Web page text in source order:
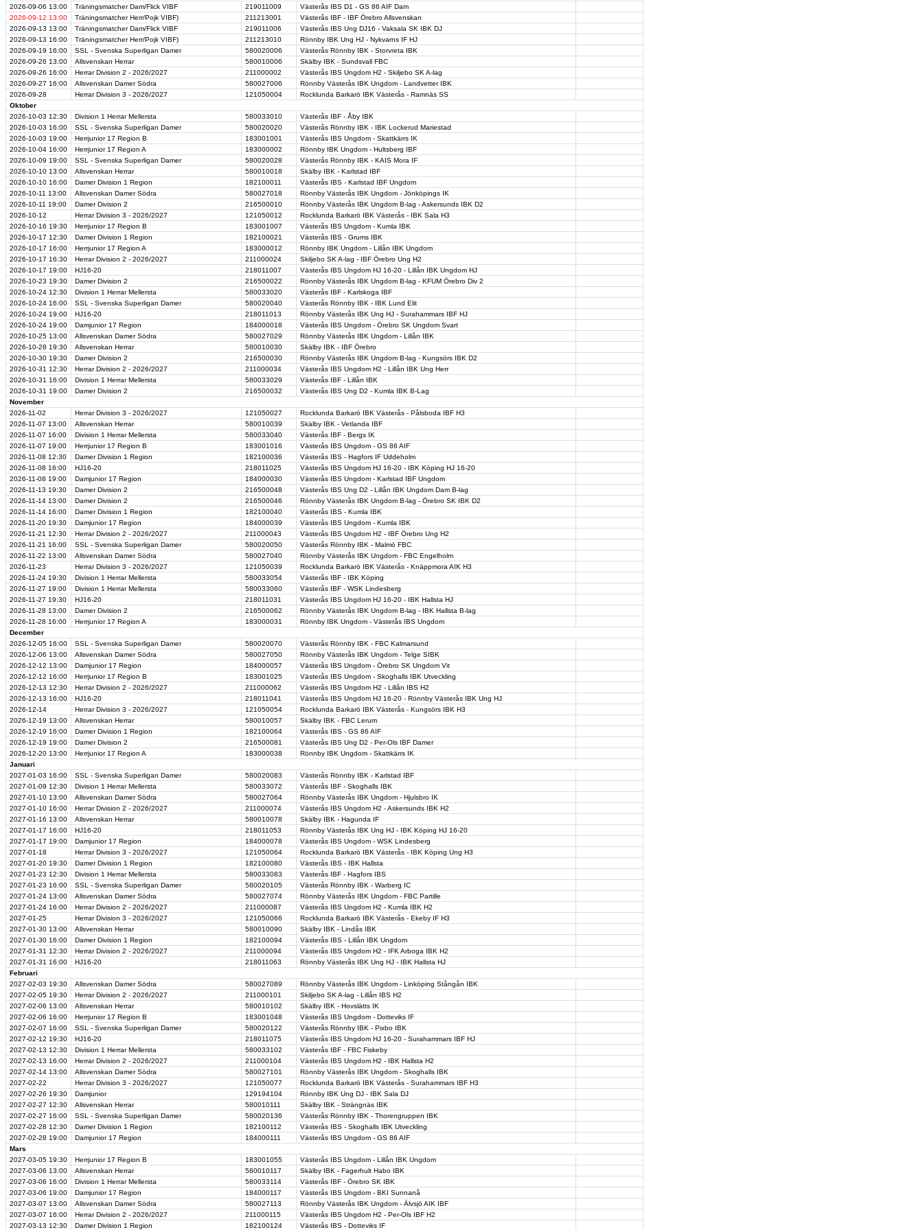
2026-09-06 13:00 Träningsmatcher Dam/Flick VIBF 219011009
Västerås IBS D1 - GS 86 AIF Dam
2026-09-12 13:00 Träningsmatcher Herr/Pojk VIBF) 211213001
Västerås IBF - IBF Örebro Allsvenskan
2026-09-13 13:00 Träningsmatcher Dam/Flick VIBF 219011006
Västerås IBS Ung DJ16 - Vaksala SK IBK DJ
2026-09-13 16:00 Träningsmatcher Herr/Pojk VIBF) 211213010
Rönnby IBK Ung HJ - Nykvarns IF HJ
2026-09-19 16:00 SSL - Svenska Superligan Damer 580020006
Västerås Rönnby IBK - Storvreta IBK
2026-09-26 13:00 Allsvenskan Herrar 580010006
Skälby IBK - Sundsvall FBC
2026-09-26 16:00 Herrar Division 2 - 2026/2027 211000002
Västerås IBS Ungdom H2 - Skiljebo SK A-lag
2026-09-27 16:00 Allsvenskan Damer Södra 580027006
Rönnby Västerås IBK Ungdom - Landvetter IBK
2026-09-28
Herrar Division 3 - 2026/2027 121050004
Rocklunda Barkarö IBK Västerås - Ramnäs SS
Oktober
2026-10-03 12:30 Division 1 Herrar Mellersta 580033010
Västerås IBF - Åby IBK
2026-10-03 16:00 SSL - Svenska Superligan Damer 580020020
Västerås Rönnby IBK - IBK Lockerud Mariestad
2026-10-03 19:00 Herrjunior 17 Region B 183001001
Västerås IBS Ungdom - Skattkärrs IK
2026-10-04 16:00 Herrjunior 17 Region A 183000002
Rönnby IBK Ungdom - Hultsberg IBF
2026-10-09 19:00 SSL - Svenska Superligan Damer 580020028
Västerås Rönnby IBK - KAIS Mora IF
2026-10-10 13:00 Allsvenskan Herrar 580010018
Skälby IBK - Karlstad IBF
2026-10-10 16:00 Damer Division 1 Region 182100011
Västerås IBS - Karlstad IBF Ungdom
2026-10-11 13:00 Allsvenskan Damer Södra 580027018
Rönnby Västerås IBK Ungdom - Jönköpings IK
2026-10-11 19:00 Damer Division 2 216500010
Rönnby Västerås IBK Ungdom B-lag - Askersunds IBK D2
2026-10-12
Herrar Division 3 - 2026/2027 121050012
Rocklunda Barkarö IBK Västerås - IBK Sala H3
2026-10-16 19:30 Herrjunior 17 Region B 183001007
Västerås IBS Ungdom - Kumla IBK
2026-10-17 12:30 Damer Division 1 Region 182100021
Västerås IBS - Grums IBK
2026-10-17 16:00 Herrjunior 17 Region A 183000012
Rönnby IBK Ungdom - Lillån IBK Ungdom
2026-10-17 16:30 Herrar Division 2 - 2026/2027 211000024
Skiljebo SK A-lag - IBF Örebro Ung H2
2026-10-17 19:00 HJ16-20 218011007
Västerås IBS Ungdom HJ 16-20 - Lillån IBK Ungdom HJ
2026-10-23 19:30 Damer Division 2 216500022
Rönnby Västerås IBK Ungdom B-lag - KFUM Örebro Div 2
2026-10-24 12:30 Division 1 Herrar Mellersta 580033020
Västerås IBF - Karlskoga IBF
2026-10-24 16:00 SSL - Svenska Superligan Damer 580020040
Västerås Rönnby IBK - IBK Lund Elit
2026-10-24 19:00 HJ16-20 218011013
Rönnby Västerås IBK Ung HJ - Surahammars IBF HJ
2026-10-24 19:00 Damjunior 17 Region 184000018
Västerås IBS Ungdom - Örebro SK Ungdom Svart
2026-10-25 13:00 Allsvenskan Damer Södra 580027029
Rönnby Västerås IBK Ungdom - Lillån IBK
2026-10-28 19:30 Allsvenskan Herrar 580010030
Skälby IBK - IBF Örebro
2026-10-30 19:30 Damer Division 2 216500030
Rönnby Västerås IBK Ungdom B-lag - Kungsörs IBK D2
2026-10-31 12:30 Herrar Division 2 - 2026/2027 211000034
Västerås IBS Ungdom H2 - Lillån IBK Ung Herr
2026-10-31 16:00 Division 1 Herrar Mellersta 580033029
Västerås IBF - Lillån IBK
2026-10-31 19:00 Damer Division 2 216500032
Västerås IBS Ung D2 - Kumla IBK B-Lag
November
2026-11-02
Herrar Division 3 - 2026/2027 121050027
Rocklunda Barkarö IBK Västerås - Pålsboda IBF H3
2026-11-07 13:00 Allsvenskan Herrar 580010039
Skälby IBK - Vetlanda IBF
2026-11-07 16:00 Division 1 Herrar Mellersta 580033040
Västerås IBF - Bergs IK
2026-11-07 19:00 Herrjunior 17 Region B 183001016
Västerås IBS Ungdom - GS 86 AIF
2026-11-08 12:30 Damer Division 1 Region 182100036
Västerås IBS - Hagfors IF Uddeholm
2026-11-08 16:00 HJ16-20 218011025
Västerås IBS Ungdom HJ 16-20 - IBK Köping HJ 16-20
2026-11-08 19:00 Damjunior 17 Region 184000030
Västerås IBS Ungdom - Karlstad IBF Ungdom
2026-11-13 19:30 Damer Division 2 216500048
Västerås IBS Ung D2 - Lillån IBK Ungdom Dam B-lag
2026-11-14 13:00 Damer Division 2 216500046
Rönnby Västerås IBK Ungdom B-lag - Örebro SK IBK D2
2026-11-14 16:00 Damer Division 1 Region 182100040
Västerås IBS - Kumla IBK
2026-11-20 19:30 Damjunior 17 Region 184000039
Västerås IBS Ungdom - Kumla IBK
2026-11-21 12:30 Herrar Division 2 - 2026/2027 211000043
Västerås IBS Ungdom H2 - IBF Örebro Ung H2
2026-11-21 16:00 SSL - Svenska Superligan Damer 580020050
Västerås Rönnby IBK - Malmö FBC
2026-11-22 13:00 Allsvenskan Damer Södra 580027040
Rönnby Västerås IBK Ungdom - FBC Engelholm
2026-11-23
Herrar Division 3 - 2026/2027 121050039
Rocklunda Barkarö IBK Västerås - Knäppmora AIK H3
2026-11-24 19:30 Division 1 Herrar Mellersta 580033054
Västerås IBF - IBK Köping
2026-11-27 19:00 Division 1 Herrar Mellersta 580033060
Västerås IBF - WSK Lindesberg
2026-11-27 19:30 HJ16-20 218011031
Västerås IBS Ungdom HJ 16-20 - IBK Hallsta HJ
2026-11-28 13:00 Damer Division 2 216500062
Rönnby Västerås IBK Ungdom B-lag - IBK Hallsta B-lag
2026-11-28 16:00 Herrjunior 17 Region A 183000031
Rönnby IBK Ungdom - Västerås IBS Ungdom
December
2026-12-05 16:00 SSL - Svenska Superligan Damer 580020070
Västerås Rönnby IBK - FBC Kalmarsund
2026-12-06 13:00 Allsvenskan Damer Södra 580027050
Rönnby Västerås IBK Ungdom - Telge SIBK
2026-12-12 13:00 Damjunior 17 Region 184000057
Västerås IBS Ungdom - Örebro SK Ungdom Vit
2026-12-12 16:00 Herrjunior 17 Region B 183001025
Västerås IBS Ungdom - Skoghalls IBK Utveckling
2026-12-13 12:30 Herrar Division 2 - 2026/2027 211000062
Västerås IBS Ungdom H2 - Lillån IBS H2
2026-12-13 16:00 HJ16-20 218011041
Västerås IBS Ungdom HJ 16-20 - Rönnby Västerås IBK Ung HJ
2026-12-14
Herrar Division 3 - 2026/2027 121050054
Rocklunda Barkarö IBK Västerås - Kungsörs IBK H3
2026-12-19 13:00 Allsvenskan Herrar 580010057
Skälby IBK - FBC Lerum
2026-12-19 16:00 Damer Division 1 Region 182100064
Västerås IBS - GS 86 AIF
2026-12-19 19:00 Damer Division 2 216500081
Västerås IBS Ung D2 - Per-Ols IBF Damer
2026-12-20 13:00 Herrjunior 17 Region A 183000038
Rönnby IBK Ungdom - Skattkärrs IK
Januari
2027-01-03 16:00 SSL - Svenska Superligan Damer 580020083
Västerås Rönnby IBK - Karlstad IBF
2027-01-09 12:30 Division 1 Herrar Mellersta 580033072
Västerås IBF - Skoghalls IBK
2027-01-10 13:00 Allsvenskan Damer Södra 580027064
Rönnby Västerås IBK Ungdom - Hjulsbro IK
2027-01-10 16:00 Herrar Division 2 - 2026/2027 211000074
Västerås IBS Ungdom H2 - Askersunds IBK H2
2027-01-16 13:00 Allsvenskan Herrar 580010078
Skälby IBK - Hagunda IF
2027-01-17 16:00 HJ16-20 218011053
Rönnby Västerås IBK Ung HJ - IBK Köping HJ 16-20
2027-01-17 19:00 Damjunior 17 Region 184000078
Västerås IBS Ungdom - WSK Lindesberg
2027-01-18
Herrar Division 3 - 2026/2027 121050064
Rocklunda Barkarö IBK Västerås - IBK Köping Ung H3
2027-01-20 19:30 Damer Division 1 Region 182100080
Västerås IBS - IBK Hallsta
2027-01-23 12:30 Division 1 Herrar Mellersta 580033083
Västerås IBF - Hagfors IBS
2027-01-23 16:00 SSL - Svenska Superligan Damer 580020105
Västerås Rönnby IBK - Warberg IC
2027-01-24 13:00 Allsvenskan Damer Södra 580027074
Rönnby Västerås IBK Ungdom - FBC Partille
2027-01-24 16:00 Herrar Division 2 - 2026/2027 211000087
Västerås IBS Ungdom H2 - Kumla IBK H2
2027-01-25
Herrar Division 3 - 2026/2027 121050066
Rocklunda Barkarö IBK Västerås - Ekeby IF H3
2027-01-30 13:00 Allsvenskan Herrar 580010090
Skälby IBK - Lindås IBK
2027-01-30 16:00 Damer Division 1 Region 182100094
Västerås IBS - Lillån IBK Ungdom
2027-01-31 12:30 Herrar Division 2 - 2026/2027 211000094
Västerås IBS Ungdom H2 - IFK Arboga IBK H2
2027-01-31 16:00 HJ16-20 218011063
Rönnby Västerås IBK Ung HJ - IBK Hallsta HJ
Februari
2027-02-03 19:30 Allsvenskan Damer Södra 580027089
Rönnby Västerås IBK Ungdom - Linköping Stångån IBK
2027-02-05 19:30 Herrar Division 2 - 2026/2027 211000101
Skiljebo SK A-lag - Lillån IBS H2
2027-02-06 13:00 Allsvenskan Herrar 580010102
Skälby IBK - Hovslätts IK
2027-02-06 16:00 Herrjunior 17 Region B 183001048
Västerås IBS Ungdom - Dotteviks IF
2027-02-07 16:00 SSL - Svenska Superligan Damer 580020122
Västerås Rönnby IBK - Pixbo IBK
2027-02-12 19:30 HJ16-20 218011075
Västerås IBS Ungdom HJ 16-20 - Surahammars IBF HJ
2027-02-13 12:30 Division 1 Herrar Mellersta 580033102
Västerås IBF - FBC Fiskeby
2027-02-13 16:00 Herrar Division 2 - 2026/2027 211000104
Västerås IBS Ungdom H2 - IBK Hallsta H2
2027-02-14 13:00 Allsvenskan Damer Södra 580027101
Rönnby Västerås IBK Ungdom - Skoghalls IBK
2027-02-22
Herrar Division 3 - 2026/2027 121050077
Rocklunda Barkarö IBK Västerås - Surahammars IBF H3
2027-02-26 19:30 Damjunior 129194104
Rönnby IBK Ung DJ - IBK Sala DJ
2027-02-27 12:30 Allsvenskan Herrar 580010111
Skälby IBK - Strängnäs IBK
2027-02-27 16:00 SSL - Svenska Superligan Damer 580020136
Västerås Rönnby IBK - Thorengruppen IBK
2027-02-28 12:30 Damer Division 1 Region 182100112
Västerås IBS - Skoghalls IBK Utveckling
2027-02-28 19:00 Damjunior 17 Region 184000111
Västerås IBS Ungdom - GS 86 AIF
Mars
2027-03-05 19:30 Herrjunior 17 Region B 183001055
Västerås IBS Ungdom - Lillån IBK Ungdom
2027-03-06 13:00 Allsvenskan Herrar 580010117
Skälby IBK - Fagerhult Habo IBK
2027-03-06 16:00 Division 1 Herrar Mellersta 580033114
Västerås IBF - Örebro SK IBK
2027-03-06 19:00 Damjunior 17 Region 184000117
Västerås IBS Ungdom - BKI Sunnanå
2027-03-07 13:00 Allsvenskan Damer Södra 580027113
Rönnby Västerås IBK Ungdom - Älvsjö AIK IBF
2027-03-07 16:00 Herrar Division 2 - 2026/2027 211000115
Västerås IBS Ungdom H2 - Per-Ols IBF H2
2027-03-13 12:30 Damer Division 1 Region 182100124 Västerås IBS - Dotteviks IF